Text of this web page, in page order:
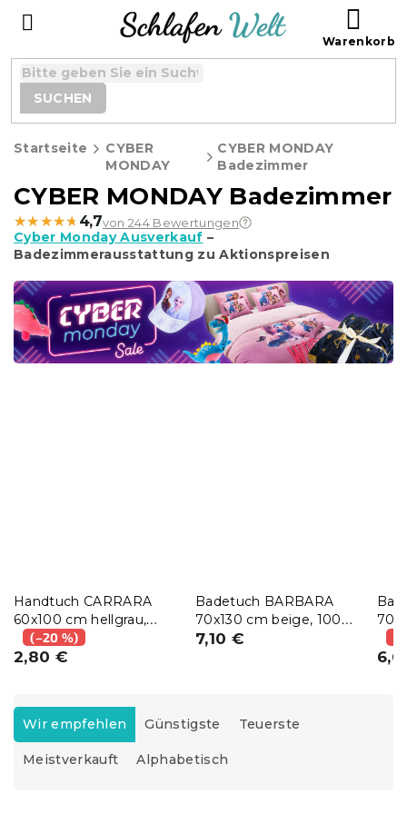
SUCHEN
Startseite
CYBER
MONDAY
CYBER MONDAY
Badezimmer
CYBER MONDAY Badezimmer
★★★★★
★★★★★ 4,7von 244 Bewertungen
Cyber Monday Ausverkauf –
Badezimmerausstattung zu Aktionspreisen
Handtuch CARRARA
60x100 cm hellgrau,
100% Baumwolle
(–20 %)
2,80 €
Badetuch BARBARA
70x130 cm beige, 100%
Baumwolle
7,10 €
P
o
d
Wir empfehlen Günstigste Teuerste
Meistverkauft Alphabetisch